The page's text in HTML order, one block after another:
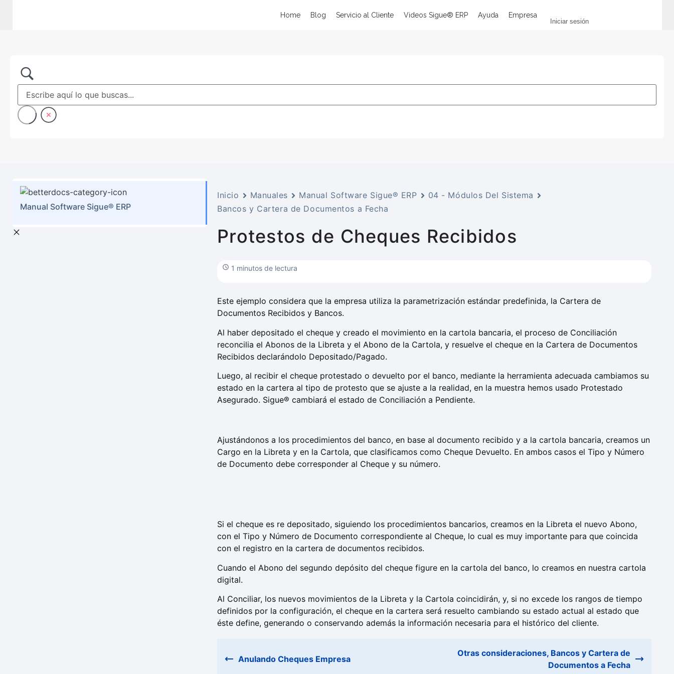
Home Blog Servicio al Cliente Videos Sigue® ERP Ayuda Empresa
Iniciar sesión
Manual Software Sigue® ERP
Inicio Manuales Manual Software Sigue® ERP
04 - Módulos Del Sistema
Bancos y Cartera de Documentos a Fecha
Protestos de Cheques Recibidos
1 minutos de lectura
Este ejemplo considera que la empresa utiliza la parametrización estándar predefinida, la Cartera de
Documentos Recibidos y Bancos.
Al haber depositado el cheque y creado el movimiento en la cartola bancaria, el proceso de Conciliación
reconcilia el Abonos de la Libreta y el Abono de la Cartola, y resuelve el cheque en la Cartera de Documentos
Recibidos declarándolo Depositado/Pagado.
Luego, al recibir el cheque protestado o devuelto por el banco, mediante la herramienta adecuada cambiamos su
estado en la cartera al tipo de protesto que se ajuste a la realidad, en la muestra hemos usado Protestado
Asegurado. Sigue® cambiará el estado de Conciliación a Pendiente.
Ajustándonos a los procedimientos del banco, en base al documento recibido y a la cartola bancaria, creamos un
Cargo en la Libreta y en la Cartola, que clasificamos como Cheque Devuelto. En ambos casos el Tipo y Número
de Documento debe corresponder al Cheque y su número.
Si el cheque es re depositado, siguiendo los procedimientos bancarios, creamos en la Libreta el nuevo Abono,
con el Tipo y Número de Documento correspondiente al Cheque, lo cual es muy importante para que coincida
con el registro en la cartera de documentos recibidos.
Cuando el Abono del segundo depósito del cheque figure en la cartola del banco, lo creamos en nuestra cartola
digital.
Al Conciliar, los nuevos movimientos de la Libreta y la Cartola coincidirán, y, si no excede los rangos de tiempo
definidos por la configuración, el cheque en la cartera será resuelto cambiando su estado actual al estado que
éste define, generando o conservando además la información necesaria para el histórico del cliente.
Anulando Cheques Empresa
Otras consideraciones, Bancos y Cartera de
Documentos a Fecha